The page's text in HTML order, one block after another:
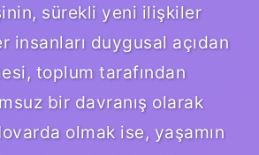
sürekli yeni ilişkiler
insanları duygusal açıdan
toplum tarafından
bir davranış olarak
olmak ise, yaşamın